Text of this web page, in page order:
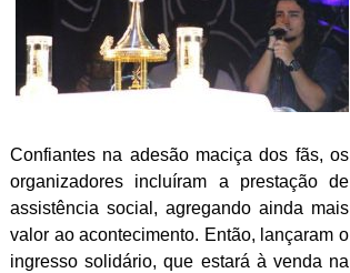
Confiantes na adesão maciça dos fãs, os
organizadores incluíram a prestação de
assistência social, agregando ainda mais
valor ao acontecimento. Então, lançaram o
ingresso solidário, que estará à venda na